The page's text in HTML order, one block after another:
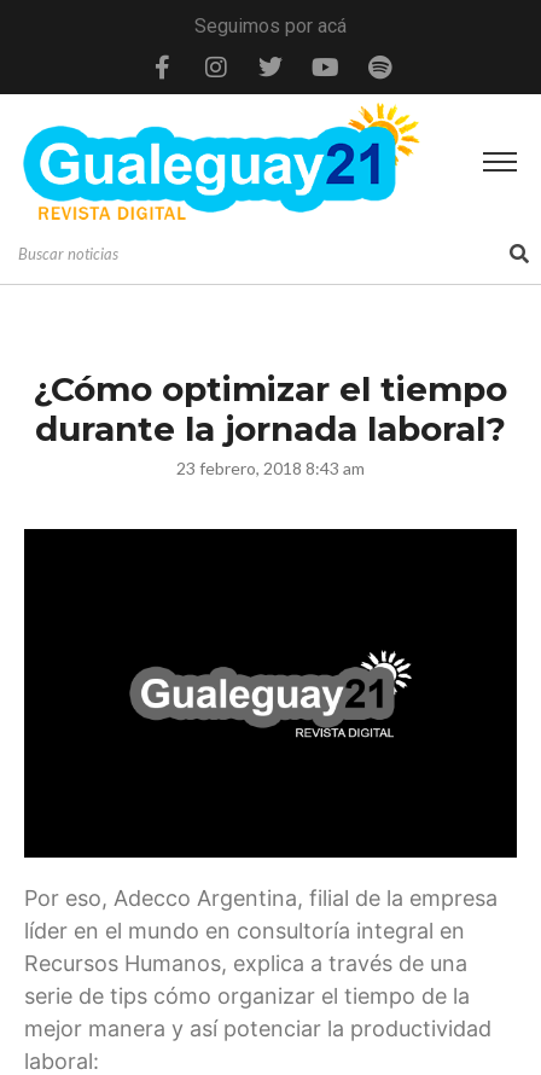
Seguimos por acá
¿Cómo optimizar el tiempo
durante la jornada laboral?
23 febrero, 2018 8:43 am
Por eso, Adecco Argentina, filial de la empresa
líder en el mundo en consultoría integral en
Recursos Humanos, explica a través de una
serie de tips cómo organizar el tiempo de la
mejor manera y así potenciar la productividad
laboral: